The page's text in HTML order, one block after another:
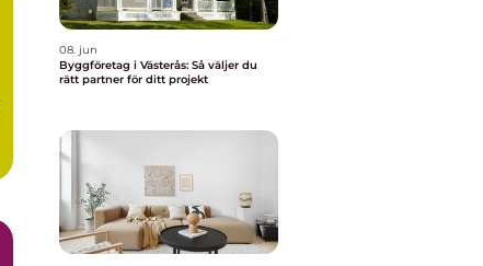
08. jun
Byggföretag i Västerås: Så väljer du
rätt partner för ditt projekt